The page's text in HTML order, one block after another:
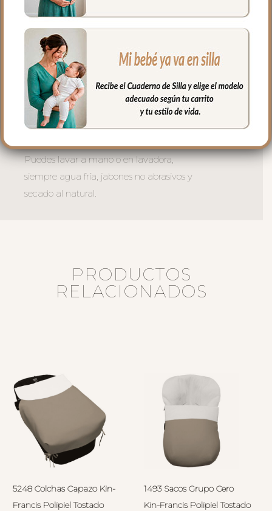
que quede bien sujeta.
una polipiel sintética muy suave y
agradable.
El relleno de la tapa es de micro fibra
hueca para mayor confort del bebé y
muy buena transpirabilidad.
El tejido del interior de la tapa es el
Puedes lavar a mano o en lavadora,
siempre agua fría, jabones no abrasivos y
secado al natural.
PRODUCTOS
RELACIONADOS
5248 Colchas Capazo Kin-
Francis Polipiel Tostado
1493 Sacos Grupo Cero
Kin-Francis Polipiel Tostado